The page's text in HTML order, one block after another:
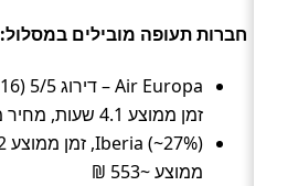
חברות תעופה מובילים במסלול:
זמן ממוצע 4.1 שעות, מחיר ממוצע ~328 ₪
ממוצע ~553 ₪